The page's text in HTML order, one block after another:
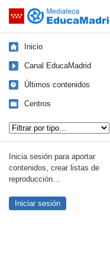
Saltar navegación
Inicio
Canal EducaMadrid
Últimos contenidos
Centros
Inicia sesión para aportar
contenidos, crear listas de
reproducción...
Iniciar sesión